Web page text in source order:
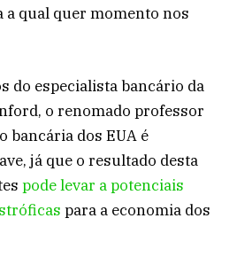
a qual quer momento nos
do especialista bancário da
o renomado professor
bancária dos EUA é
já que o resultado desta
pode levar a potenciais
para a economia dos